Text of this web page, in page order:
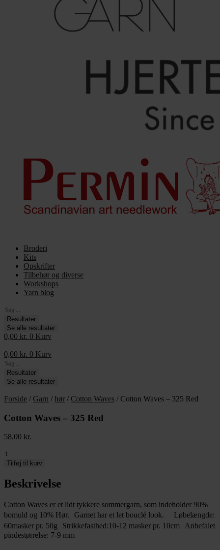
Broderi
Kits
Opskrifter
Tilbehør og diverse
Workshops
Yarn blog
Search
...Resultater
Se alle resultater
0,00 kr. 0 Kurv
0,00 kr. 0 Kurv
Search
...Resultater
Se alle resultater
Forside / Garn / hør / Cotton Waves / Cotton Waves – 325 Red
Cotton Waves – 325 Red
58,00 kr.
Cotton
Waves
325
Red
Tilføj til kurv
Beskrivelse
Cotton Waves er et lidt tykkere sommergarn, som indeholder 90%
bomuld og 10% Hør. Garnet har et let bouclé look. Løbelængde:
60masker pr. 50g Strikkefasthed:10-12 masker pr. 10cm Anbefalet
pindestørrelse: 7-9 mm